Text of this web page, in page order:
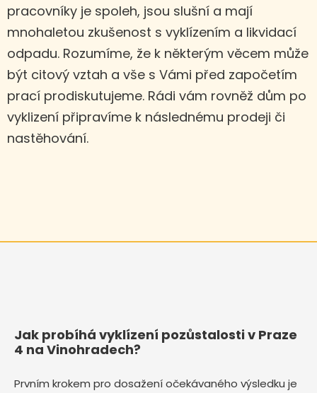
pracovníky je spoleh, jsou slušní a mají
mnohaletou zkušenost s vyklízením a likvidací
odpadu. Rozumíme, že k některým věcem může
být citový vztah a vše s Vámi před započetím
prací prodiskutujeme. Rádi vám rovněž dům po
vyklizení připravíme k následnému prodeji či
nastěhování.
Jak probíhá vyklízení pozůstalosti v Praze
4 na Vinohradech?
Prvním krokem pro dosažení očekávaného výsledku je